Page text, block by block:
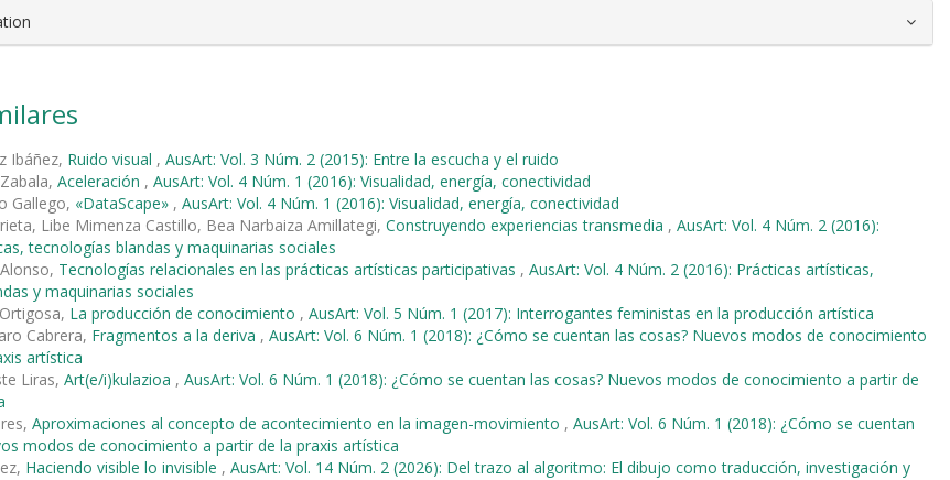
Ibáñez, Ruido visual , AusArt: Vol. 3 Núm. 2 (2015): Entre la escucha y el ruido
Aceleración , AusArt: Vol. 4 Núm. 1 (2016): Visualidad, energía, conectividad
Gallego, «DataScape» , AusArt: Vol. 4 Núm. 1 (2016): Visualidad, energía, conectividad
Libe Mimenza Castillo, Bea Narbaiza Amillategi, Construyendo experiencias transmedia , AusArt: Vol. 4 Núm. 2 (2016):
tecnologías blandas y maquinarias sociales
Tecnologías relacionales en las prácticas artísticas participativas , AusArt: Vol. 4 Núm. 2 (2016): Prácticas artísticas,
y maquinarias sociales
La producción de conocimiento , AusArt: Vol. 5 Núm. 1 (2017): Interrogantes feministas en la producción artística
Cabrera, Fragmentos a la deriva , AusArt: Vol. 6 Núm. 1 (2018): ¿Cómo se cuentan las cosas? Nuevos modos de conocimiento
artística
Liras, Art(e/i)kulazioa , AusArt: Vol. 6 Núm. 1 (2018): ¿Cómo se cuentan las cosas? Nuevos modos de conocimiento a partir de
Aproximaciones al concepto de acontecimiento en la imagen-movimiento , AusArt: Vol. 6 Núm. 1 (2018): ¿Cómo se cuentan
modos de conocimiento a partir de la praxis artística
Haciendo visible lo invisible , AusArt: Vol. 14 Núm. 2 (2026): Del trazo al algoritmo: El dibujo como traducción, investigación y